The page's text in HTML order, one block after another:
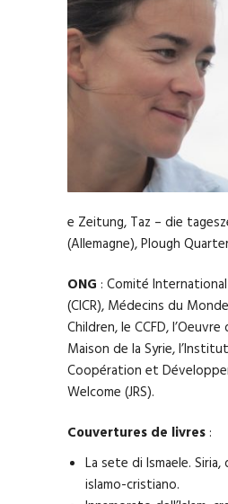
e Zeitung, Taz – die
(Allemagne), Plough
ONG : Comité
(CICR), Médecins du
Children, le CCFD, l’Oeuvre
Maison de la Syrie,
Coopération et
Welcome (JRS).
Couvertures de livres :
La sete di Ismaele.
islamo-cristiano.